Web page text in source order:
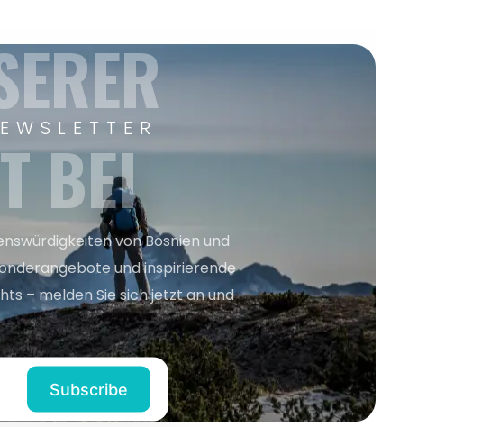
BEI
von Bosnien und
und inspirierende
– melden Sie sich jetzt an und